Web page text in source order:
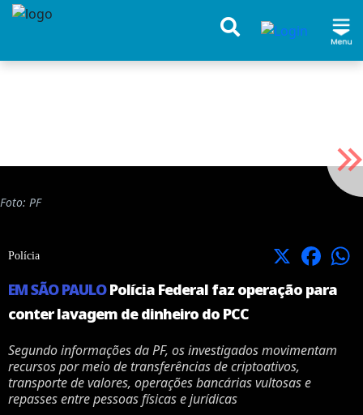
Foto: PF
Polícia X Facebook
EM SÃO PAULOPolícia Federal faz operação para
conter lavagem de dinheiro do PCC
Segundo informações da PF, os investigados movimentam
recursos por meio de transferências de criptoativos,
transporte de valores, operações bancárias vultosas e
repasses entre pessoas físicas e jurídicas